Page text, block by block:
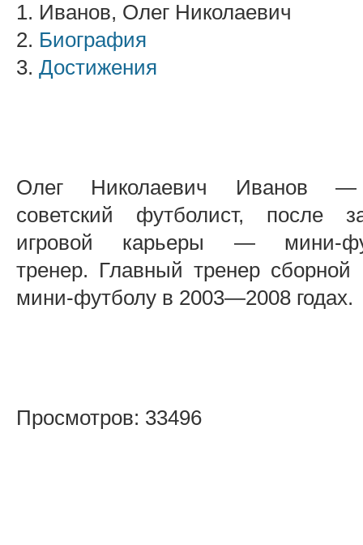
1. Иванов, Олег Николаевич
2. Биография
3. Достижения
Олег Николаевич Иванов
советский футболист, после
игровой карьеры — мини-
тренер. Главный тренер сборной
мини-футболу в 2003—2008 годах.
Просмотров: 33496